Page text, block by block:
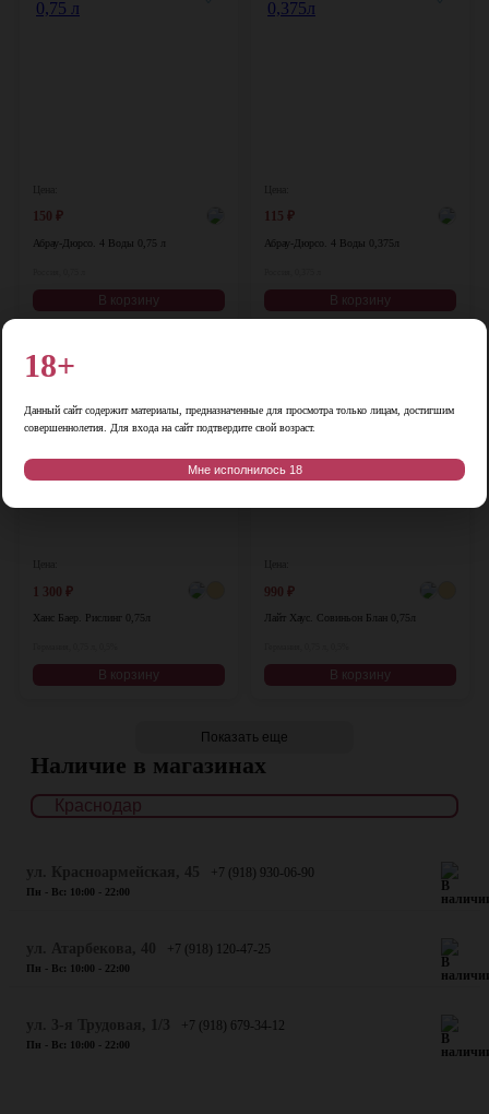
150 ₽
Абрау-Дюрсо. 4 Воды 0,75 л
В корзину
115 ₽
Абрау-Дюрсо. 4 Воды 0,375л
В корзину
1 300 ₽
Ханс Баер. Рислинг 0,75л
В корзину
990 ₽
Лайт Хаус. Совиньон Блан 0,75л
В корзину
Показать еще
Наличие в магазинах
+7 (918) 930-06-90
Пн - Вс: 10:00 - 22:00
+7 (918) 120-47-25
Пн - Вс: 10:00 - 22:00
+7 (918) 679-34-12
Пн - Вс: 10:00 - 22:00
18+
Данный сайт содержит материалы, предназначенные для просмотра только лицам, достигшим
совершеннолетия. Для входа на сайт подтвердите свой возраст.
Мне исполнилось 18